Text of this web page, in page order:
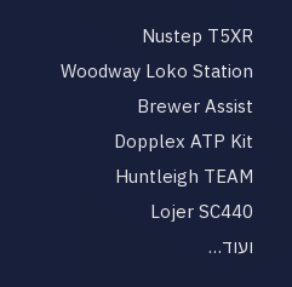
Nustep T5XR
Woodway Loko Station
Brewer Assist
Dopplex ATP Kit
Huntleigh TEAM
Lojer SC440
ועוד…